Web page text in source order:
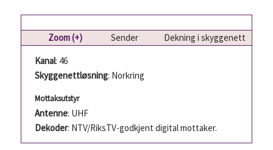
Zoom (+) Sender
Dekning i skyggenett
Kanal: 46
Skyggenettløsning: Norkring
Mottaksutstyr
Antenne: UHF
Dekoder: NTV/RiksTV-godkjent digital mottaker.